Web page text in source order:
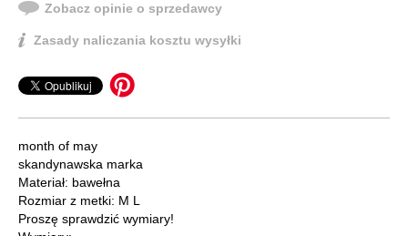
Zobacz opinie o sprzedawcy
Zasady naliczania kosztu wysyłki
month of may
skandynawska marka
Materiał: bawełna
Rozmiar z metki: M L
Proszę sprawdzić wymiary!